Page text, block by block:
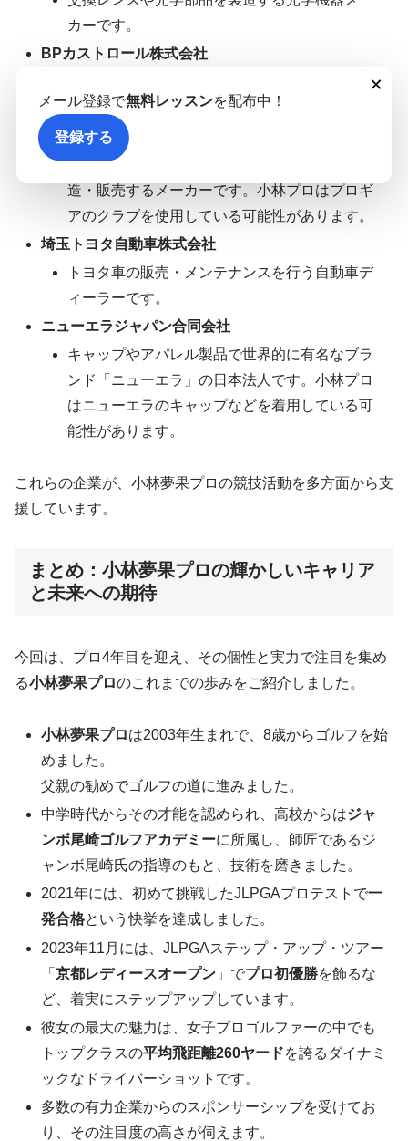
カーです。
BPカストロール株式会社
潤滑油ブランド「カストロール」を展開する企
業で、自動車用オイルなどで知られています。
株式会社プロギア
ゴルフ用品（ゴルフクラブ、ウェアなど）を製
造・販売するメーカーです。小林プロはプロギ
アのクラブを使用している可能性があります。
埼玉トヨタ自動車株式会社
トヨタ車の販売・メンテナンスを行う自動車デ
ィーラーです。
ニューエラジャパン合同会社
キャップやアパレル製品で世界的に有名なブラ
ンド「ニューエラ」の日本法人です。小林プロ
はニューエラのキャップなどを着用している可
能性があります。
これらの企業が、小林夢果プロの競技活動を多方面から支
援しています。
まとめ：小林夢果プロの輝かしいキャリア
と未来への期待
今回は、プロ4年目を迎え、その個性と実力で注目を集め
る小林夢果プロのこれまでの歩みをご紹介しました。
小林夢果プロは2003年生まれで、8歳からゴルフを始
めました。
父親の勧めでゴルフの道に進みました。
中学時代からその才能を認められ、高校からはジャ
ンボ尾崎ゴルフアカデミーに所属し、師匠であるジ
ャンボ尾崎氏の指導のもと、技術を磨きました。
2021年には、初めて挑戦したJLPGAプロテストで一
発合格という快挙を達成しました。
2023年11月には、JLPGAステップ・アップ・ツアー
「京都レディースオープン 」でプロ初優勝を飾るな
ど、着実にステップアップしています。
彼女の最大の魅力は、女子プロゴルファーの中でも
トップクラスの平均飛距離260ヤードを誇るダイナミ
ックなドライバーショットです。
多数の有力企業からのスポンサーシップを受けてお
り、その注目度の高さが伺えます。
×
メール登録で無料レッスンを配布中！
登録する